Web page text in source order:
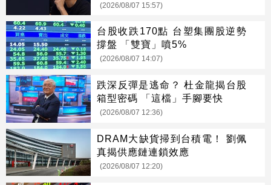
(2026/08/07 15:57)
台股收跌170點 台塑集團股逆勢
撐盤 「雙寶」噴5%
(2026/08/07 14:07)
跌深反彈是逃命？ 杜金龍揭台股
箱型密碼 「這檔」手腳要快
(2026/08/07 12:36)
DRAM大缺貨掃到台積電！ 劉佩
真揭供應鏈連鎖效應
(2026/08/07 12:20)